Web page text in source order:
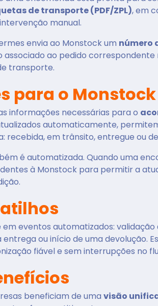
de transporte (PDF/ZPL), em
manual.
envia ao Monstock um número
associado ao pedido
transporte.
para o Monstock
informações necessárias para o
automaticamente,
recebida, em trânsito, entregue ou
é automatizada. Quando uma
à Monstock para permitir a
eventos automatizados: validação
ou início de uma devolução.
fiável e sem interrupções no
beneficiam de uma visão